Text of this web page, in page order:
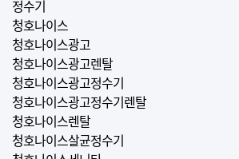
정수기
청호나이스
청호나이스광고
청호나이스광고렌탈
청호나이스광고정수기
청호나이스광고정수기렌탈
청호나이스렌탈
청호나이스살균정수기